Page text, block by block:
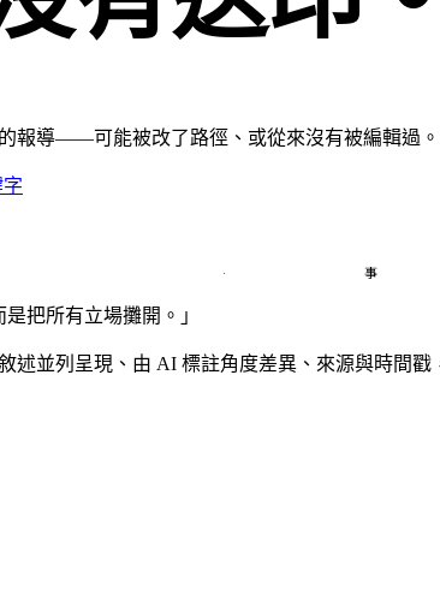
報導——可能被改了路徑、或從來沒有被編輯過。
·
把所有立場攤開。」
述並列呈現、由 AI 標註角度差異、來源與時間戳